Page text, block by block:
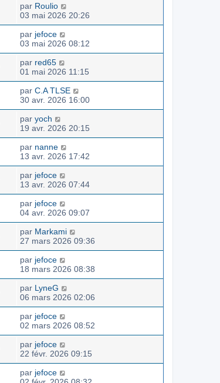
par Roulio
03 mai 2026 20:26
par jefoce
03 mai 2026 08:12
par red65
01 mai 2026 11:15
par C.A TLSE
30 avr. 2026 16:00
par yoch
19 avr. 2026 20:15
par nanne
13 avr. 2026 17:42
par jefoce
13 avr. 2026 07:44
par jefoce
04 avr. 2026 09:07
par Markami
27 mars 2026 09:36
par jefoce
18 mars 2026 08:38
par LyneG
06 mars 2026 02:06
par jefoce
02 mars 2026 08:52
par jefoce
22 févr. 2026 09:15
par jefoce